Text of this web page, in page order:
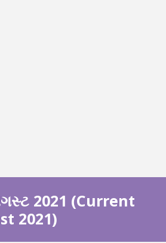
2021 (Current
2021)